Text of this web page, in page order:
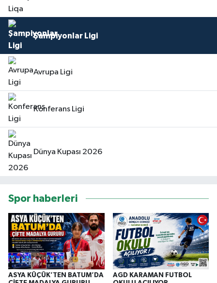
Şampiyonlar Ligi
Avrupa Ligi
Konferans Ligi
Dünya Kupası 2026
Spor haberleri
ASYA KÜÇÜK’TEN BATUM’DA
AGD KARAMAN FUTBOL